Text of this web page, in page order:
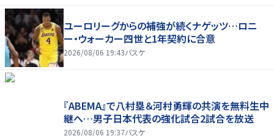
ユーロリーグからの補強が続くナゲッツ…ロニ
ー・ウォーカー四世と1年契約に合意
2026/08/06 19:43バスケ
『ABEMA』で八村塁＆河村勇輝の共演を無料生中
継へ…男子日本代表の強化試合2試合を放送
2026/08/06 19:37バスケ